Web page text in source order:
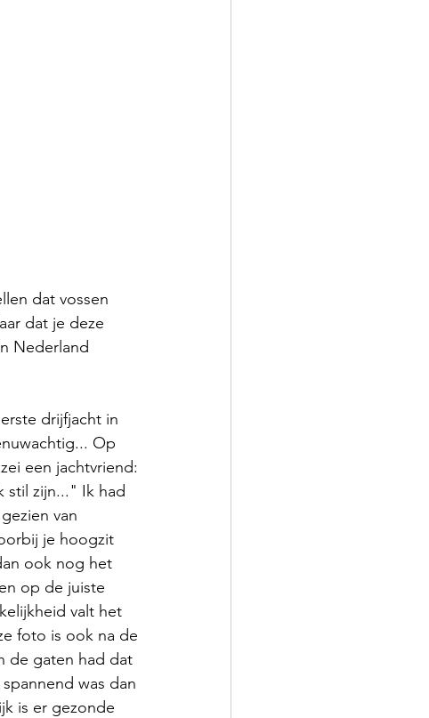
dat vossen
dat je deze
Nederland
drijfjacht in
Op
een jachtvriend:
stil zijn..." Ik had
van
je hoogzit
ook nog het
op de juiste
valt het
foto is ook na de
de gaten had dat
was dan
is er gezonde